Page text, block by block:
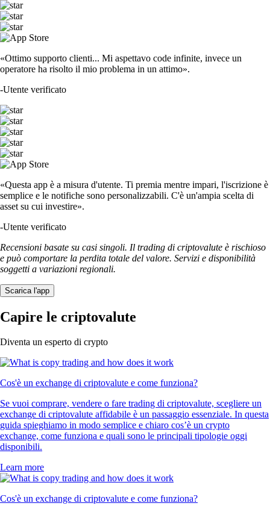
«Ottimo supporto clienti... Mi aspettavo code infinite, invece un
operatore ha risolto il mio problema in un attimo».
-Utente verificato
«Questa app è a misura d'utente. Ti premia mentre impari, l'iscrizione è
semplice e le notifiche sono personalizzabili. C'è un'ampia scelta di
asset su cui investire».
-Utente verificato
Recensioni basate su casi singoli. Il trading di criptovalute è rischioso
e può comportare la perdita totale del valore. Servizi e disponibilità
soggetti a variazioni regionali.
Scarica l'app
Capire le criptovalute
Diventa un esperto di crypto
Cos'è un exchange di criptovalute e come funziona?
Se vuoi comprare, vendere o fare trading di criptovalute, scegliere un
exchange di criptovalute affidabile è un passaggio essenziale. In questa
guida spieghiamo in modo semplice e chiaro cos’è un crypto
exchange, come funziona e quali sono le principali tipologie oggi
disponibili.
Learn more
Cos'è un exchange di criptovalute e come funziona?